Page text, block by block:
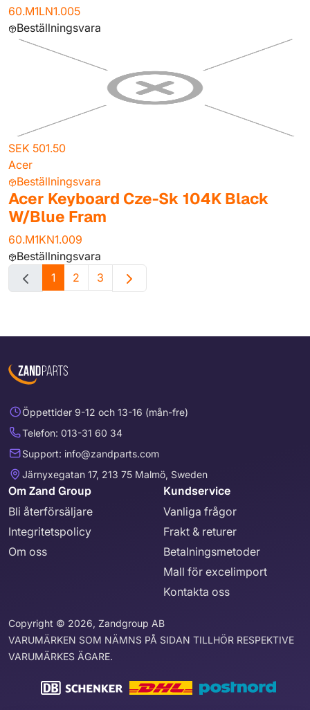
60.M1LN1.005
Beställningsvara
SEK 501.50
Acer
Beställningsvara
Acer Keyboard Cze-Sk 104K Black
W/Blue Fram
60.M1KN1.009
Beställningsvara
1
2 3
Öppettider 9-12 och 13-16 (mån-fre)
Telefon: 013-31 60 34
Support: info@zandparts.com
Järnyxegatan 17, 213 75 Malmö, Sweden
Om Zand Group
Bli återförsäljare
Integritetspolicy
Om oss
Kundservice
Vanliga frågor
Frakt & returer
Betalningsmetoder
Mall för excelimport
Kontakta oss
Copyright © 2026, Zandgroup AB
VARUMÄRKEN SOM NÄMNS PÅ SIDAN TILLHÖR RESPEKTIVE
VARUMÄRKES ÄGARE.